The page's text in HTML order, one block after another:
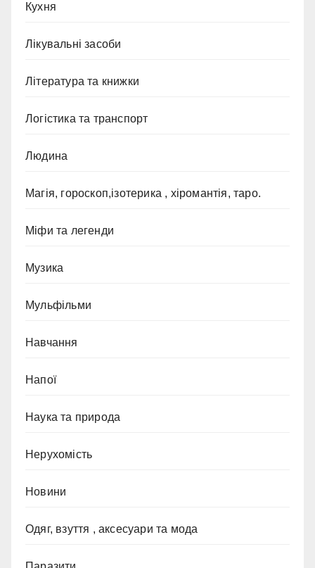
Кухня
Лікувальні засоби
Література та книжки
Логістика та транспорт
Людина
Магія, гороскоп,ізотерика , хіромантія, таро.
Міфи та легенди
Музика
Мульфільми
Навчання
Напої
Наука та природа
Нерухомість
Новини
Одяг, взуття , аксесуари та мода